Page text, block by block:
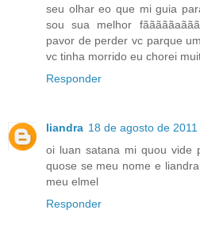
seu olhar eo que mi guia
sou sua melhor
pavor de perder vc parque
vc tinha morrido eu chorei
Responder
liandra 18 de agosto de
oi luan satana mi quou vide
quose se meu nome e
meu elmel
Responder